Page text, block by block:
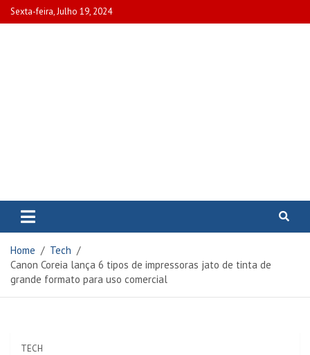
Skip
to
Sexta-feira, Julho 19, 2024
www.portalcascais.pt
recentes e veja programas de TV,
reportagens e podcasts
www.portalcascais.pt
Home
Tech
Canon Coreia lança 6 tipos de impressoras jato de tinta de
grande formato para uso comercial
TECH